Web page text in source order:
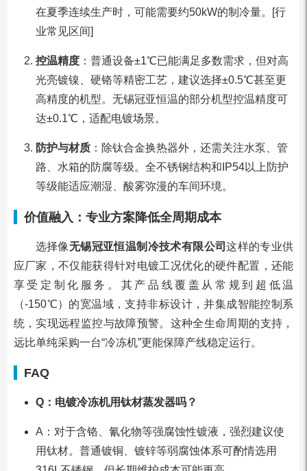
在夏季连续生产时，可能需要约50kW的制冷量。[行
业常见区间]
控温精度：普通设备±1℃已能满足多数需求，但对高
光亮镀镍、硬铬等精密工艺，建议选择±0.5℃甚至更
高精度的机型。无锡冠亚恒温的部分机型控温精度可
达±0.1℃，适配电镀场景。
防护与材质：除钛合金换热器外，还需关注水泵、管
路、水箱的防腐等级。全不锈钢结构和IP54以上防护
等级能适应潮湿、酸雾弥漫的车间环境。
价值融入：专业方案降低全周期成本
选择像无锡冠亚恒温制冷技术有限公司这样的专业供
应厂家，不仅能获得针对电镀工况优化的硬件配置，还能
享受定制化服务。其产品线覆盖从常规到超低温
（-150℃）的宽温域，支持非标设计，并集成智能控制系
统，实现远程监控与故障预警。这种全生命周期的支持，
远比单纯采购一台“冷冻机”更能保障产线稳定运行。
FAQ
Q：电镀冷冻机用钛材蒸发器吗？
A：对于含铬、氰化物等强腐蚀性镀液，强烈建议使
用钛材。普通镀铜、镀锌等弱腐蚀体系可酌情选用